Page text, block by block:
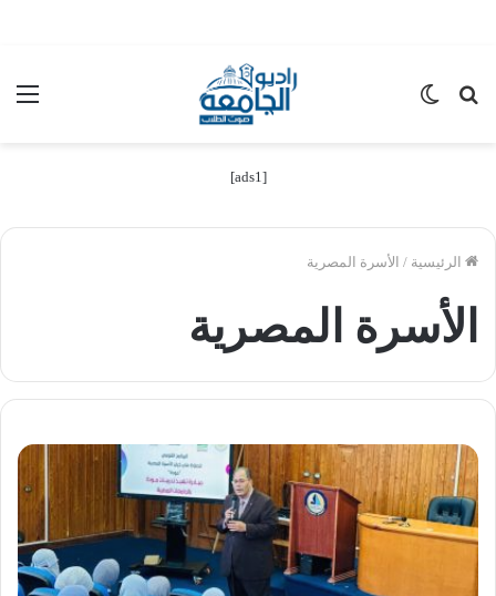
بحث
[ads1]
الرئيسية / الأسرة المصرية
الأسرة المصرية